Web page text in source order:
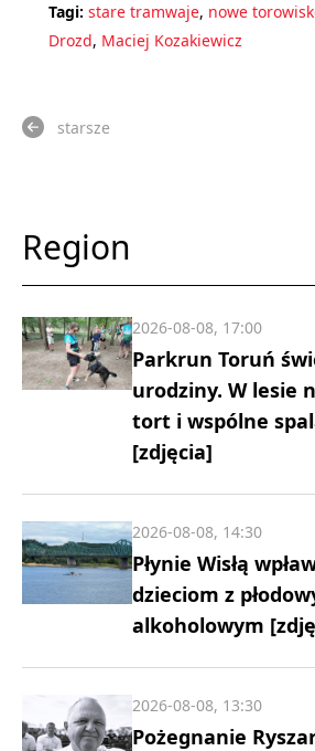
Tagi: stare tramwaje, nowe
Drozd, Maciej Kozakiewicz
starsze
Region
Parkrun Toruń
urodziny. W lesie
tort i wspólne
[zdjęcia]
2026-08-08, 17:00
Płynie Wisłą
dzieciom z
alkoholowym
2026-08-08, 14:30
Pożegnanie
2026-08-08, 13:30